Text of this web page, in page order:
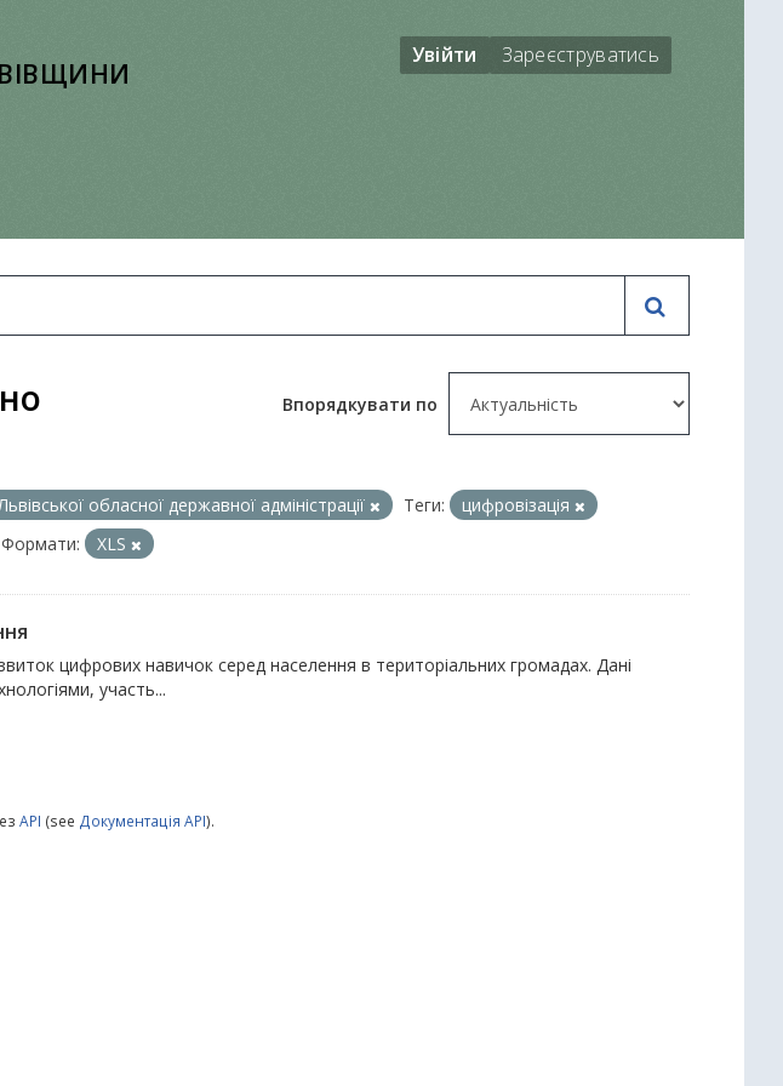
Увійти Зареєструватись
Впорядкувати по
обласної державної адміністрації
Теги:
цифровізація
Формати: XLS
цифрових навичок серед населення в територіальних громадах. Дані
участь...
API (see Документація API).